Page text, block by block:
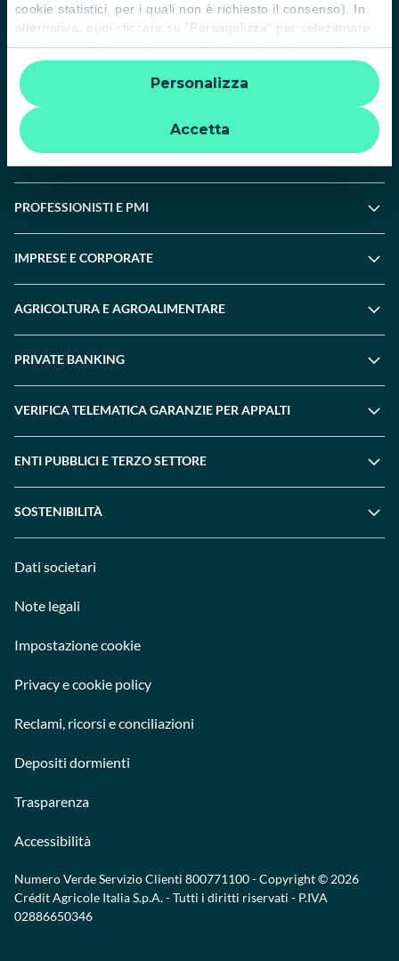
cookie statistici, per i quali non è richiesto il consenso). In
alternativa, puoi cliccare su "Personalizza" per selezionare
le categorie di cookie che desideri accettare. Cliccando sulla
“X” le impostazioni predefinite vengono lasciate invariate e
quindi la navigazione può continuare senza cookie o altri
strumenti di tracciamento diversi da quelli tecnici. Per
ulteriori informazioni:
informativa privacy
Accetta
Personalizza
Informativa sulla sostenibilità nel settore dei servizi finanziari
Etica e conformità
Whistleblowing
PRIVATI
PROFESSIONISTI E PMI
IMPRESE E CORPORATE
AGRICOLTURA E AGROALIMENTARE
PRIVATE BANKING
VERIFICA TELEMATICA GARANZIE PER APPALTI
ENTI PUBBLICI E TERZO SETTORE
SOSTENIBILITÀ
Dati societari
Note legali
Impostazione cookie
Privacy e cookie policy
Reclami, ricorsi e conciliazioni
Depositi dormienti
Trasparenza
Accessibilità
Numero Verde Servizio Clienti 800771100- Copyright © 2026
Crédit Agricole Italia S.p.A. - Tutti i diritti riservati - P.IVA
02886650346